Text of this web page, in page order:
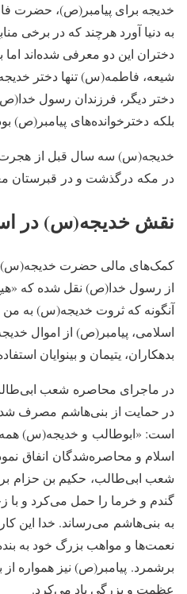
خدیجه برای پیامبر(ص)، حضرت
به دنیا آورد هرچند که در برخی
دختران این دو معرفی شده‌اند
شیعه، فاطمه(س) تنها دختر
دختر دیگر، فرزندان رسول خدا(ص)
بلکه دخترخوانده‌های پیامبر(ص)
در مکه درگذشت و در قبرستان
نقش خدیجه(س) در
کمک‌های مالی حضرت خدیجه(س)
از رسول خدا(ص) نقل شده که
آنگونه که ثروت خدیجه(س) به من
اسلامی، پیامبر(ص) از اموال
بدهکاران، یتیمان و بینوایان
در ماجرای محاصره شعب
در حمایت از بنی‌هاشم مصرف شد،
است: «‌ابوطالب و خدیجه(س) همه
اسلام و محاصره‌شدگان انفاق
شعب ابی‌طالب، حکیم بن حزام
گندم و خرما را حمل می‌کرد و با
به بنی‌هاشم می‌رساند. خدا این
نعمت‌ها و مواهب بزرگ خود به
برشمرد. پیامبر(ص) نیز همواره از
عظمت و بزرگی یاد می‌کرد.